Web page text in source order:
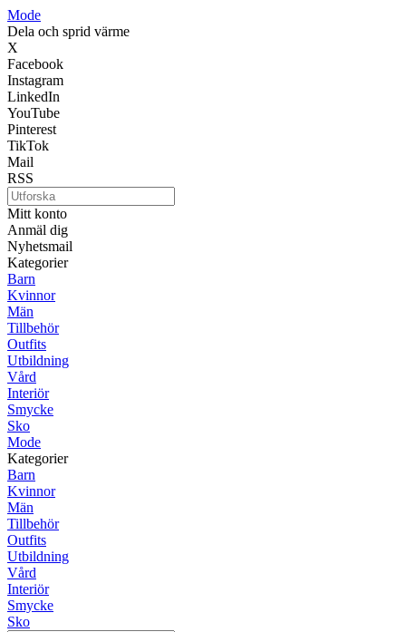
Mode
Dela och sprid värme
X
Facebook
Instagram
LinkedIn
YouTube
Pinterest
TikTok
Mail
RSS
Mitt konto
Anmäl dig
Nyhetsmail
Kategorier
Barn
Kvinnor
Män
Tillbehör
Outfits
Utbildning
Vård
Interiör
Smycke
Sko
Mode
Kategorier
Barn
Kvinnor
Män
Tillbehör
Outfits
Utbildning
Vård
Interiör
Smycke
Sko